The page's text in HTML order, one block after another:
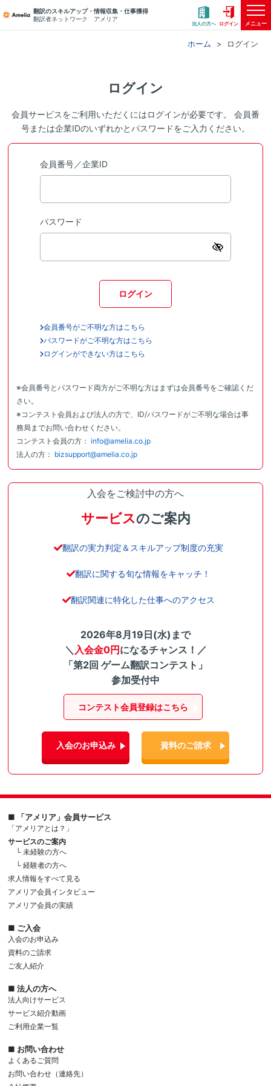
翻訳のスキルアップ・情報収集・仕事獲得
翻訳者ネットワーク アメリア
法人の方へ ログイン メニュー
ホーム ログイン
ログイン
会員サービスをご利用いただくにはログインが必要です。 会員番
号または企業IDのいずれかとパスワードをご入力ください。
会員番号／企業ID
パスワード
ログイン
会員番号がご不明な方はこちら
パスワードがご不明な方はこちら
ログインができない方はこちら
※会員番号とパスワード両方がご不明な方はまずは会員番号をご確認くだ
さい。
※コンテスト会員および法人の方で、ID/パスワードがご不明な場合は事
務局までお問い合わせください。
コンテスト会員の方： info@amelia.co.jp
法人の方： bizsupport@amelia.co.jp
入会をご検討中の方へ
サービスのご案内
翻訳の実力判定＆スキルアップ制度の充実
翻訳に関する旬な情報をキャッチ！
翻訳関連に特化した仕事へのアクセス
2026年8月19日(水)まで
＼ 入会金0円になるチャンス！／
「第2回 ゲーム翻訳コンテスト」
参加受付中
コンテスト会員登録はこちら
入会のお申込み 資料のご請求
■ 「アメリア」会員サービス
「アメリアとは？」
サービスのご案内
└ 未経験の方へ
└ 経験者の方へ
求人情報をすべて見る
アメリア会員インタビュー
アメリア会員の実績
■ ご入会
入会のお申込み
資料のご請求
ご友人紹介
■ 法人の方へ
法人向けサービス
サービス紹介動画
ご利用企業一覧
■ お問い合わせ
よくあるご質問
お問い合わせ（連絡先）